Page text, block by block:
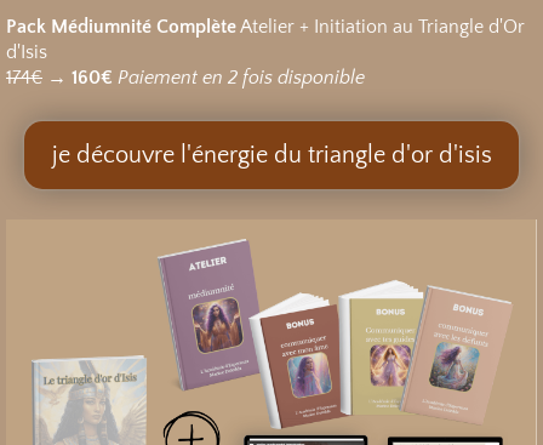
Pack Médiumnité ComplèteAtelier + Initiation au Triangle d'Or
d'Isis
174€ → 160€ Paiement en 2 fois disponible
je découvre l'énergie du triangle d'or d'isis